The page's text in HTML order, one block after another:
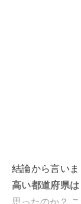
結論から言いま
高い都道府県は